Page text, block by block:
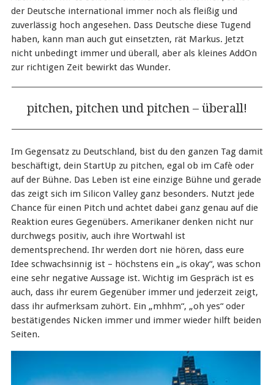
der Deutsche international immer noch als fleißig und
zuverlässig hoch angesehen. Dass Deutsche diese Tugend
haben, kann man auch gut einsetzten, rät Markus. Jetzt
nicht unbedingt immer und überall, aber als kleines AddOn
zur richtigen Zeit bewirkt das Wunder.
pitchen, pitchen und pitchen – überall!
Im Gegensatz zu Deutschland, bist du den ganzen Tag damit
beschäftigt, dein StartUp zu pitchen, egal ob im Cafè oder
auf der Bühne. Das Leben ist eine einzige Bühne und gerade
das zeigt sich im Silicon Valley ganz besonders. Nutzt jede
Chance für einen Pitch und achtet dabei ganz genau auf die
Reaktion eures Gegenübers. Amerikaner denken nicht nur
durchwegs positiv, auch ihre Wortwahl ist
dementsprechend. Ihr werden dort nie hören, dass eure
Idee schwachsinnig ist – höchstens ein „is okay“, was schon
eine sehr negative Aussage ist. Wichtig im Gespräch ist es
auch, dass ihr eurem Gegenüber immer und jederzeit zeigt,
dass ihr aufmerksam zuhört. Ein „mhhm“, „oh yes“ oder
bestätigendes Nicken immer und immer wieder hilft beiden
Seiten.